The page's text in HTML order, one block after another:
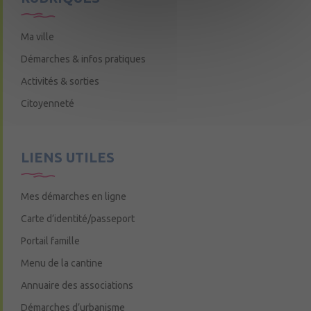
Ma ville
Démarches & infos pratiques
Activités & sorties
Citoyenneté
LIENS UTILES
Mes démarches en ligne
Carte d’identité/passeport
Portail famille
Menu de la cantine
Annuaire des associations
Démarches d’urbanisme